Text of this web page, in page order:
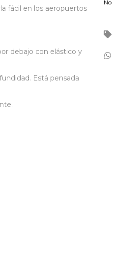
fácil en los aeropuertos
debajo con elástico y
Está pensada